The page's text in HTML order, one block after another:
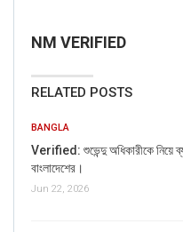
NM VERIFIED
RELATED POSTS
BANGLA
Verified: শুভেন্দু অধিকারীকে নিয়ে
বাংলাদেশের।
Jun 22, 2026